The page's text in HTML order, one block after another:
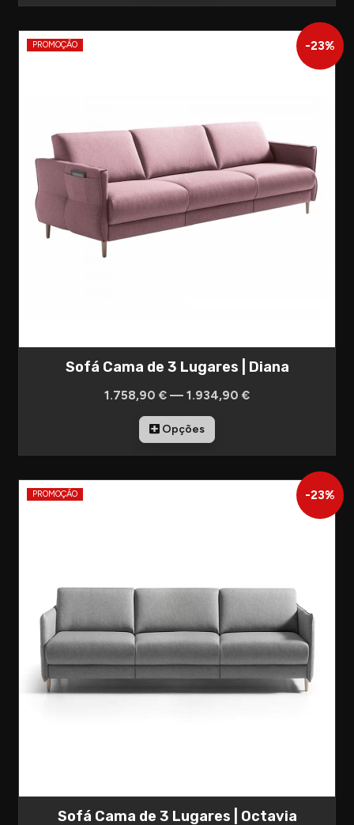
-23%
PROMOÇÃO
Sofá Cama de 3 Lugares | Diana
1.758,90 € — 1.934,90 €
Opções
-23%
PROMOÇÃO
Sofá Cama de 3 Lugares | Octavia